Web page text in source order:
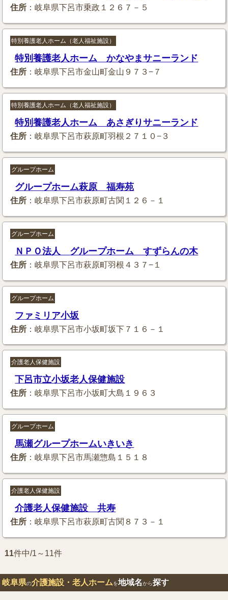
住所 ：岐阜県下呂市乗政１２６７－５
特別養護老人ホーム（老人福祉施設）
特別養護老人ホーム かなやまサニーランド
住所 ：岐阜県下呂市金山町金山９７３−７
特別養護老人ホーム（老人福祉施設）
特別養護老人ホーム あさぎりサニーランド
住所 ：岐阜県下呂市萩原町羽根２７１０−３
グループホーム
グループホーム萩原 福寿苑
住所 ：岐阜県下呂市萩原町古関１２６－１
グループホーム
ＮＰＯ法人 グループホーム すずらんの木
住所 ：岐阜県下呂市萩原町羽根４３７−１
グループホーム
ファミリア小坂
住所 ：岐阜県下呂市小坂町坂下７１６－１
介護老人保健施設
下呂市立小坂老人保健施設
住所 ：岐阜県下呂市小坂町大島１９６３
グループホーム
馬瀬グループホームいきいき
住所 ：岐阜県下呂市馬瀬惣島１５１８
介護老人保健施設
介護老人保健施設 共寿
住所 ：岐阜県下呂市萩原町古関８７３－１
11件中/1～11件
岐阜県の介護施設・老人ホームを地域名から探す